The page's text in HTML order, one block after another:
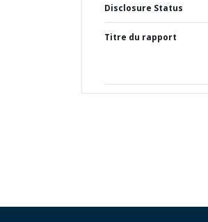
Disclosure Status
Titre du rapport